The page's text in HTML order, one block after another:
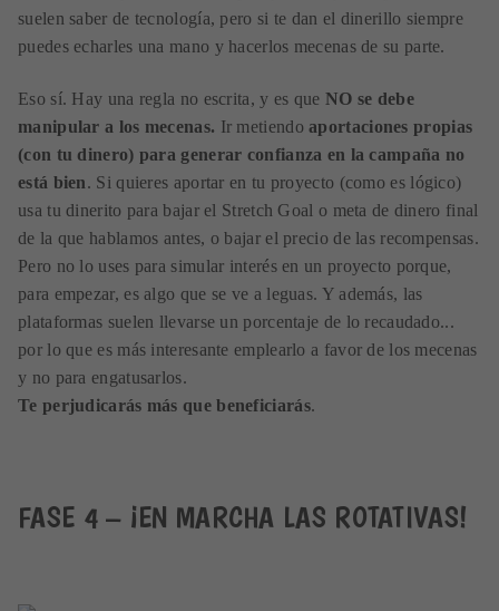
suelen saber de tecnología, pero si te dan el dinerillo siempre
puedes echarles una mano y hacerlos mecenas de su parte.
Eso sí. Hay una regla no escrita, y es que NO se debe
manipular a los mecenas. Ir metiendoaportaciones propias
(con tu dinero) para generar confianza en la campaña no
está bien. Si quieres aportar en tu proyecto (como es lógico)
usa tu dinerito para bajar el Stretch Goal o meta de dinero final
de la que hablamos antes, o bajar el precio de las recompensas.
Pero no lo uses para simular interés en un proyecto porque,
para empezar, es algo que se ve a leguas. Y además, las
plataformas suelen llevarse un porcentaje de lo recaudado...
por lo que es más interesante emplearlo a favor de los mecenas
y no para engatusarlos.
Te perjudicarás más que beneficiarás.
FASE 4 – ¡EN MARCHA LAS ROTATIVAS!